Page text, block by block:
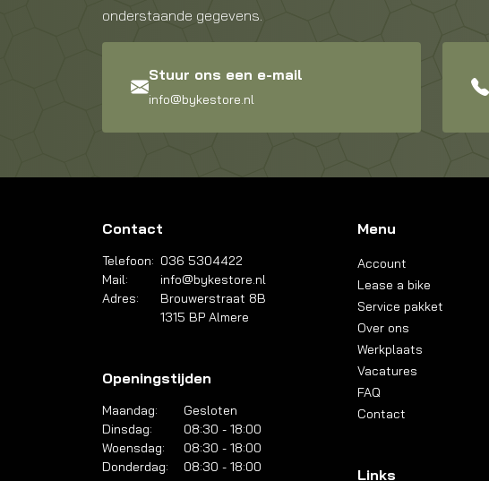
onderstaande gegevens.
Stuur ons een e-mail
info@bykestore.nl
Contact
Telefoon: 036 5304422
Mail:
info@bykestore.nl
Adres:
Brouwerstraat 8B
1315 BP Almere
Openingstijden
Maandag:
Gesloten
Dinsdag:
08:30 - 18:00
Woensdag:
08:30 - 18:00
Donderdag:
08:30 - 18:00
Menu
Account
Lease a bike
Service pakket
Over ons
Werkplaats
Vacatures
FAQ
Contact
Links